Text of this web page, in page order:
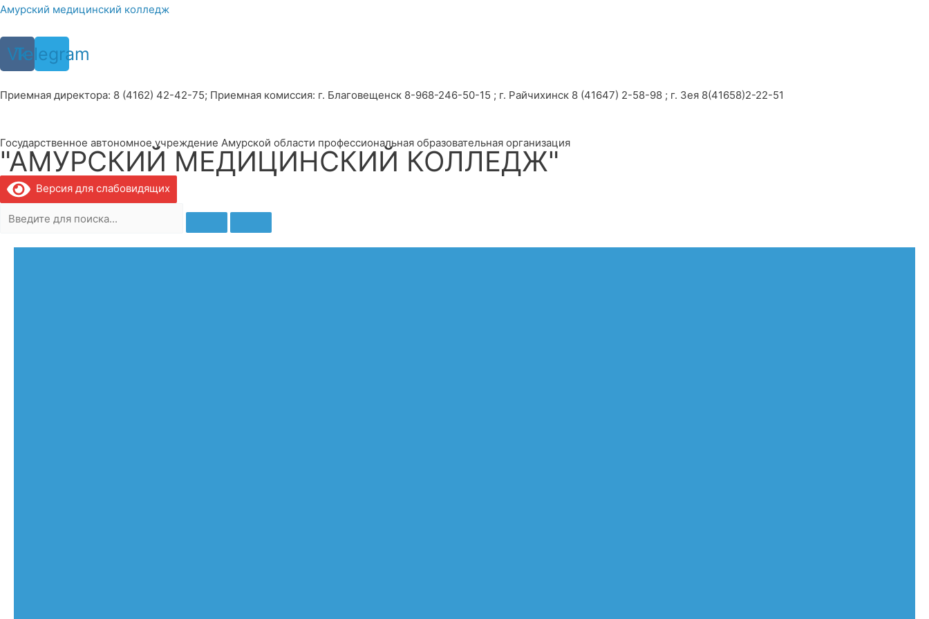
Перейти
содержимому
Амурский медицинский колледж
Vk
Telegram
Приемная директора: 8 (4162) 42-42-75; Приемная комиссия: г. Благовещенск 8-968-246-50-15 ; г. Райчихинск 8 (41647) 2-58-98 ; г. Зея 8(41658)2-22-51
Государственное автономное учреждение Амурской области профессиональная образовательная организация
"АМУРСКИЙ МЕДИЦИНСКИЙ КОЛЛЕДЖ"
Версия для слабовидящих